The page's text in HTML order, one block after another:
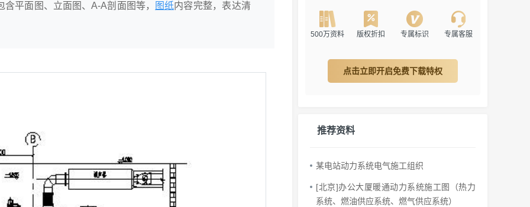
含平面图、立面图、A-A剖面图等， 图纸内容完整，表达清
500万资料 版权折扣 专属标识 专属客服
点击立即开启免费下载特权
推荐资料
某电站动力系统电气施工组织
[北京]办公大厦暖通动力系统施工图（热力
系统、燃油供应系统、燃气供应系统）